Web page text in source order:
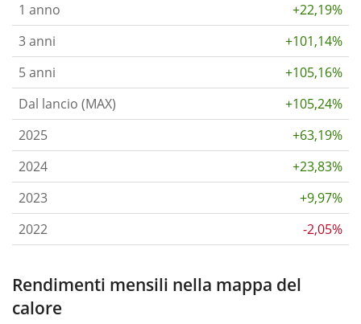
1 anno
+22,19%
3 anni
+101,14%
5 anni
+105,16%
Dal lancio (MAX)
+105,24%
2025
+63,19%
2024
+23,83%
2023
+9,97%
2022
-2,05%
Rendimenti mensili nella mappa del
calore